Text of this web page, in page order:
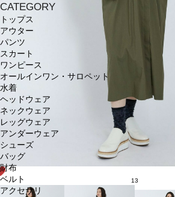
CATEGORY
トップス
アウター
パンツ
スカート
ワンピース
オールインワン・サロペット
水着
ヘッドウェア
ネックウェア
レッグウェア
アンダーウェア
シューズ
バッグ
財布
ベルト
アクセサリ
13